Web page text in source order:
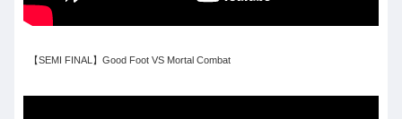
【SEMI FINAL】Good Foot VS Mortal Combat